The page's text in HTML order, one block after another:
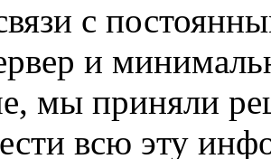
с
и
мы приняли
всю эту